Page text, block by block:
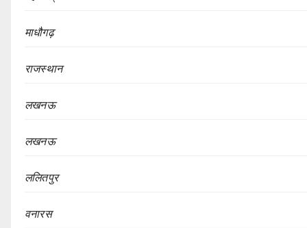
माधौगढ़
राजस्थान
लखनऊ
लखनऊ
ललितपुर
वनारस